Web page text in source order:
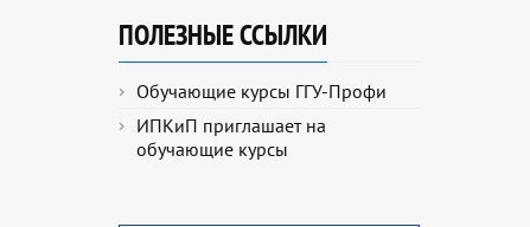
ПОЛЕЗНЫЕ ССЫЛКИ
Обучающие курсы ГГУ-Профи
ИПКиП приглашает на
обучающие курсы